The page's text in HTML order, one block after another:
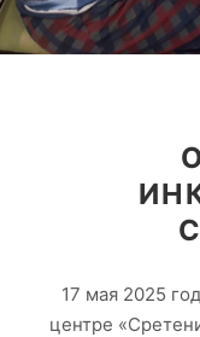
17 мая 2025
центре